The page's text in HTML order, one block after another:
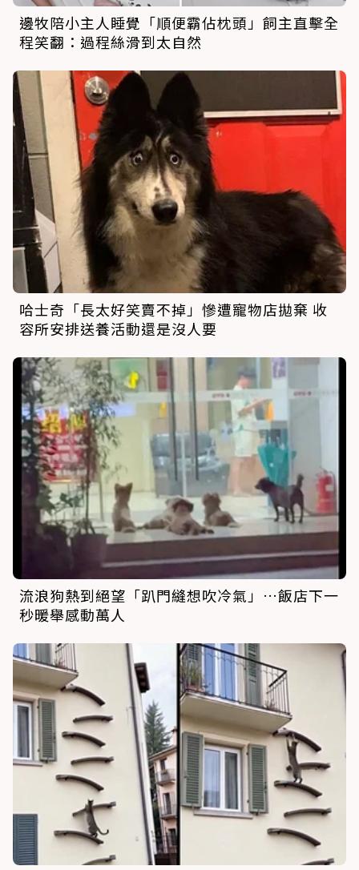
邊牧陪小主人睡覺「順便霸佔枕頭」飼主直擊全
程笑翻：過程絲滑到太自然
哈士奇「長太好笑賣不掉」慘遭寵物店拋棄 收
容所安排送養活動還是沒人要
流浪狗熱到絕望「趴門縫想吹冷氣」…飯店下一
秒暖舉感動萬人